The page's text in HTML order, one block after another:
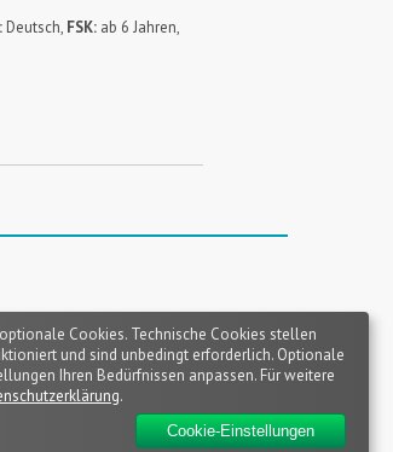
Deutsch, FSK: ab 6 Jahren,
Cookies. Technische Cookies stellen
und sind unbedingt erforderlich. Optionale
Ihren Bedürfnissen anpassen. Für weitere
.
Cookie-Einstellungen